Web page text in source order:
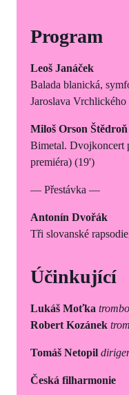
Program
Leoš Janáček
Balada blanická,
Jaroslava Vrchlického
Miloš Orson Štědroň
Bimetal. Dvojkoncert
premiéra) (19')
— Přestávka —
Antonín Dvořák
Tři slovanské
Účinkující
Lukáš Moťka
Robert Kozánek
Tomáš Netopil
Česká filharmonie